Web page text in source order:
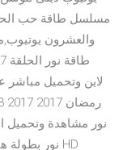
لاين وتحميل